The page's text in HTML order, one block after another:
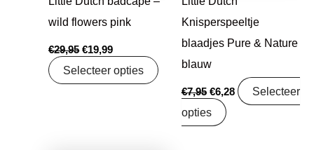
wild flowers pink
€29,95 €19,99
Selecteer opties
Knisperspeeltje
blaadjes Pure & Nature
blauw
€7,95 €6,28
Selecteer
opties